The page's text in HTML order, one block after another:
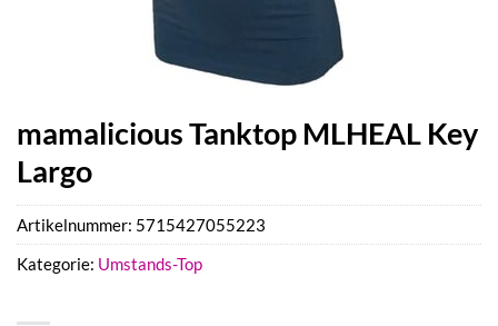
mamalicious Tanktop MLHEAL Key
Largo
Artikelnummer: 5715427055223
Kategorie: Umstands-Top